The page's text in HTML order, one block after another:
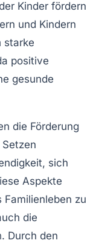
Kinder fördern
und Kindern
starke
positive
gesunde
die Förderung
Setzen
sich
Aspekte
Familienleben zu
die
Durch den